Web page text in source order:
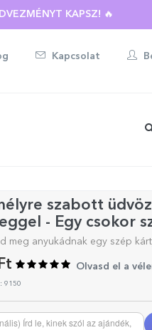
KAPSZ! 🔥
Kapcsolat
szabott
- Egy csokor
meg anyukádnak egy szép
Olvasd el a
9150